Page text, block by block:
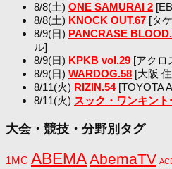
8/8(土) ONE SAMURAI 2
8/8(土) KNOCK OUT.67 [タ
8/9(日) PANCRASE
ル]
8/9(日) KPKB vol.29 [アクロ
8/9(日) WARDOG.58 [大阪
8/11(火) RIZIN.54[TOYOTA
8/11(火) スック・ワンキント
大会・競技・分野別タグ
1MC ABEMAAbemaTV